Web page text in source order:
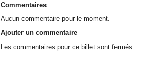
Commentaires
Aucun commentaire pour le moment.
Ajouter un commentaire
Les commentaires pour ce billet sont fermés.